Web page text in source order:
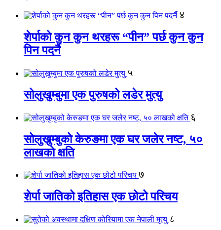
४
शेर्पाको कुन कुन थरहरू “पीन” पर्छ कुन कुन
पिन पदर्नै
५
सोलुखुम्बुमा एक पुरुषको लडेर मुत्यु
६
सोलुखुम्बुको केरुङमा एक घर जलेर नष्ट, ५०
लाखको क्षति
७
शेर्पा जातिको इतिहास एक छोटो परिचय
८